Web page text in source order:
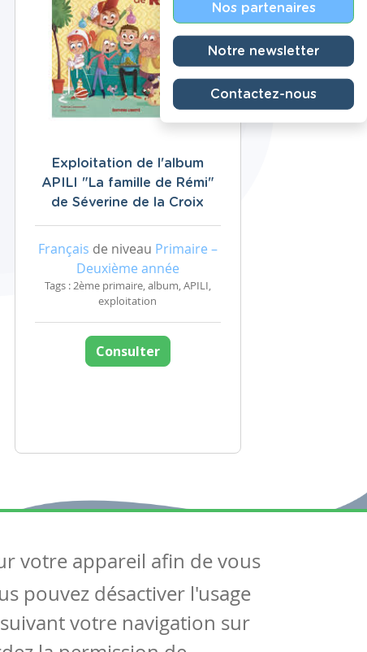
Exploitation de l'album
APILI "La famille de Rémi"
de Séverine de la Croix
Français de niveau Primaire –
Deuxième année
Tags : 2ème primaire, album, APILI,
exploitation
Consulter
Nos partenaires
Notre newsletter
Contactez-nous
nous
nous
scolaire
votre appareil afin de vous
pouvez désactiver l'usage
votre navigation sur